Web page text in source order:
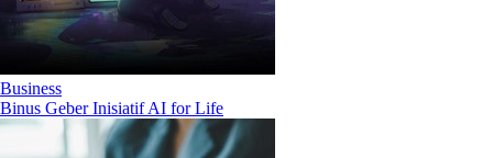
Business
Binus Geber Inisiatif AI for Life